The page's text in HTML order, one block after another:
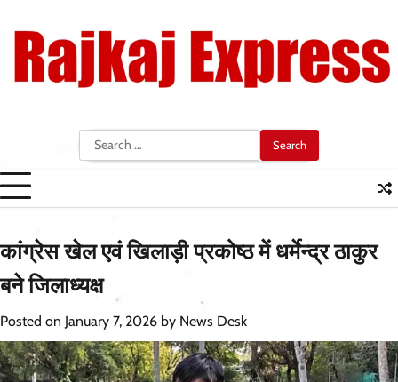
content
Search
for:
कांग्रेस खेल एवं खिलाड़ी प्रकोष्ठ में धर्मेन्द्र ठाकुर
बने जिलाध्यक्ष
Posted on January 7, 2026 by News Desk